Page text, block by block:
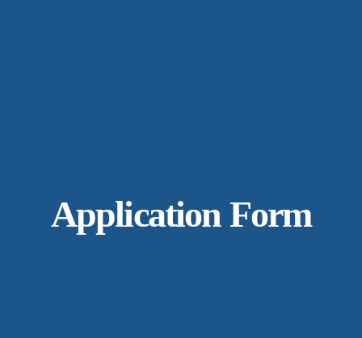
Application Form